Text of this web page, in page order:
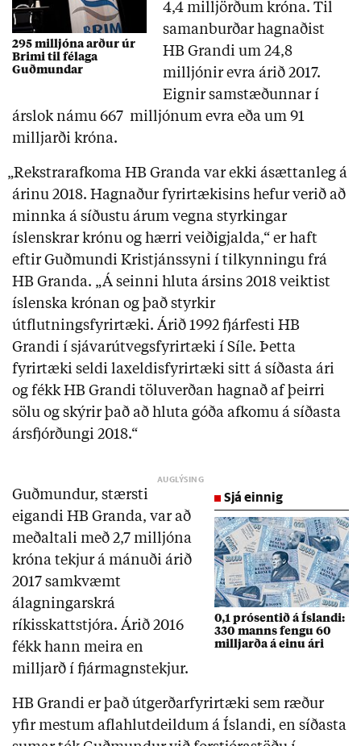
295 milljóna arður úr
Brimi til félaga
Guðmundar
4,4 milljörðum króna. Til
samanburðar hagnaðist
HB Grandi um 24,8
milljónir evra árið 2017.
Eignir samstæðunnar í
árslok námu 667 milljónum evra eða um 91
milljarði króna.
„Rekstrarafkoma HB Granda var ekki ásættanleg á
árinu 2018. Hagnaður fyrirtækisins hefur verið að
minnka á síðustu árum vegna styrkingar
íslenskrar krónu og hærri veiðigjalda,“ er haft
eftir Guðmundi Kristjánssyni í tilkynningu frá
HB Granda. „Á seinni hluta ársins 2018 veiktist
íslenska krónan og það styrkir
útflutningsfyrirtæki. Árið 1992 fjárfesti HB
Grandi í sjávarútvegsfyrirtæki í Síle. Þetta
fyrirtæki seldi laxeldisfyrirtæki sitt á síðasta ári
og fékk HB Grandi töluverðan hagnað af þeirri
sölu og skýrir það að hluta góða afkomu á síðasta
ársfjórðungi 2018.“
Sjá einnig
0,1 prósentið á Íslandi:
330 manns fengu 60
milljarða á einu ári
Guðmundur, stærsti
eigandi HB Granda, var að
meðaltali með 2,7 milljóna
króna tekjur á mánuði árið
2017 samkvæmt
álagningarskrá
ríkisskattstjóra. Árið 2016
fékk hann meira en
milljarð í fjármagnstekjur.
HB Grandi er það útgerðarfyrirtæki sem ræður
yfir mestum aflahlutdeildum á Íslandi, en síðasta